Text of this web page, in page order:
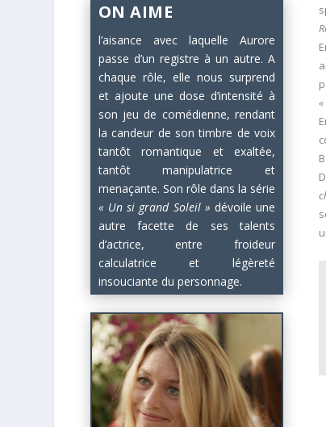
ON AIME
l’aisance avec laquelle Aurore
passe d’un registre à un autre. A
chaque rôle, elle nous surprend
et ajoute une dose d’intensité à
son jeu de comédienne, rendant
la candeur de son timbre de voix
tantôt romantique et exaltée,
tantôt manipulatrice et
menaçante. Son rôle dans la série
« Un si grand Soleil » dévoile une
autre facette de ses talents
d’actrice, entre froideur
calculatrice et légèreté
insouciante du personnage.